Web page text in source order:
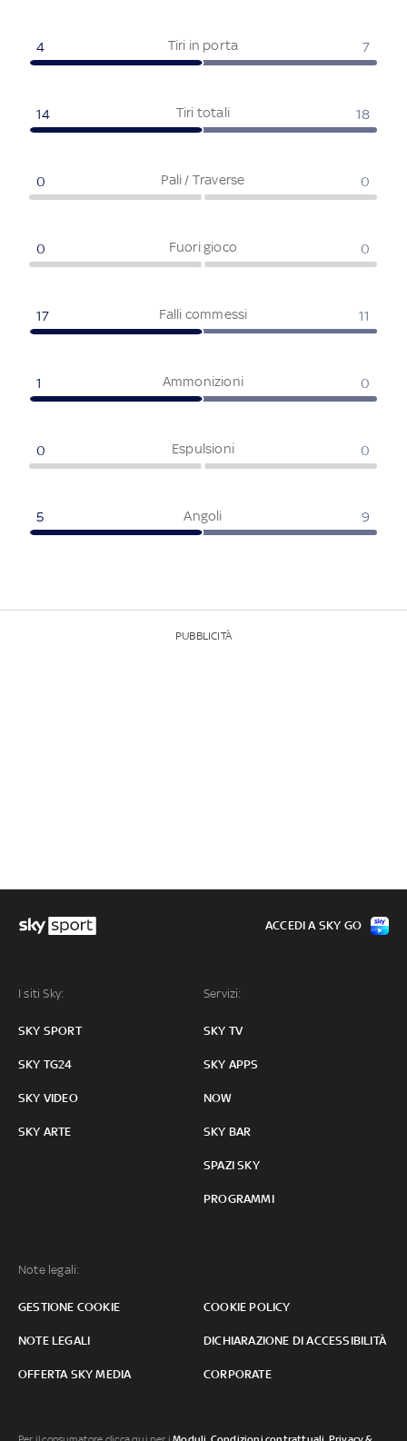
Tiri in porta
4 7
Tiri totali
14 18
Pali / Traverse
0 0
Fuori gioco
0 0
Falli commessi
17 11
Ammonizioni
1 0
Espulsioni
0 0
Angoli
5 9
PUBBLICITÀ
I siti Sky:
SKY SPORT
SKY TG24
SKY VIDEO
SKY ARTE
Servizi:
SKY TV
SKY APPS
NOW
SKY BAR
SPAZI SKY
PROGRAMMI
Note legali:
GESTIONE COOKIE COOKIE POLICY
NOTE LEGALI DICHIARAZIONE DI ACCESSIBILITÀ
OFFERTA SKY MEDIA CORPORATE
ACCEDI A SKY GO